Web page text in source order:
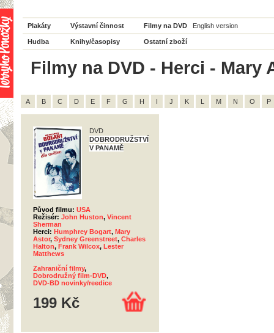
Plakáty Výstavní činnost Filmy na DVD English version
Hudba Knihy/časopisy Ostatní zboží
Filmy na DVD - Herci - Mary
A B C D E F G H I J K L M N O P
DVD
DOBRODRUŽSTVÍ
V PANAMĚ
Původ filmu: USA
Režisér: John Huston, Vincent
Sherman
Herci: Humphrey Bogart, Mary
Astor, Sydney Greenstreet, Charles
Halton, Frank Wilcox, Lester
Matthews
Zahraniční filmy,
Dobrodružný film-DVD,
DVD-BD novinky/reedice
199 Kč